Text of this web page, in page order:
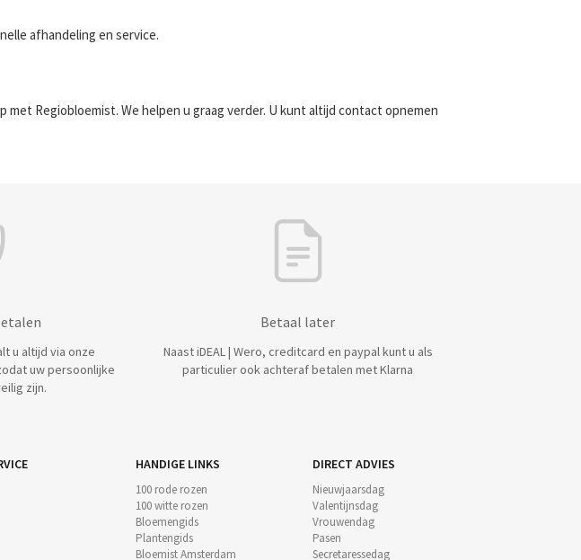
afhandeling en service.
Regiobloemist. We helpen u graag verder. U kunt altijd contact opnemen
u altijd via onze
uw persoonlijke
zijn.
Betaal later
Naast iDEAL | Wero, creditcard en paypal kunt u als
particulier ook achteraf betalen met Klarna
HANDIGE LINKS
100 rode rozen
100 witte rozen
Bloemengids
Plantengids
Bloemist Amsterdam
DIRECT ADVIES
Nieuwjaarsdag
Valentijnsdag
Vrouwendag
Pasen
Secretaressedag